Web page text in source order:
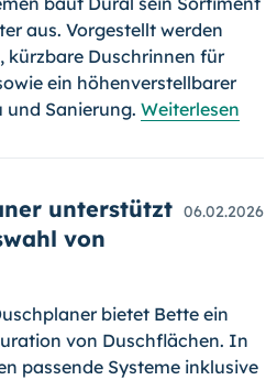
aus. Vorgestellt werden
kürzbare Duschrinnen für
ein höhenverstellbarer
Sanierung. Weiterlesen
unterstützt
von
06.02.2026
bietet Bette ein
von Duschflächen. In
passende Systeme inklusive